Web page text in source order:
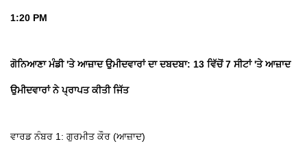
1:20 PM
ਗੋਨਿਆਣਾ ਮੰਡੀ 'ਤੇ ਆਜ਼ਾਦ ਉਮੀਦਵਾਰਾਂ ਦਾ ਦਬਦਬਾ: 13 ਵਿੱਚੋਂ 7 ਸੀਟਾਂ 'ਤੇ ਆਜ਼ਾਦ
ਉਮੀਦਵਾਰਾਂ ਨੇ ਪ੍ਰਾਪਤ ਕੀਤੀ ਜਿੱਤ
ਵਾਰਡ ਨੰਬਰ 1: ਗੁਰਮੀਤ ਕੌਰ (ਆਜ਼ਾਦ)